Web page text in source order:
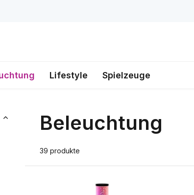
Lifestyle Spielzeuge
Beleuchtung
39 produkte